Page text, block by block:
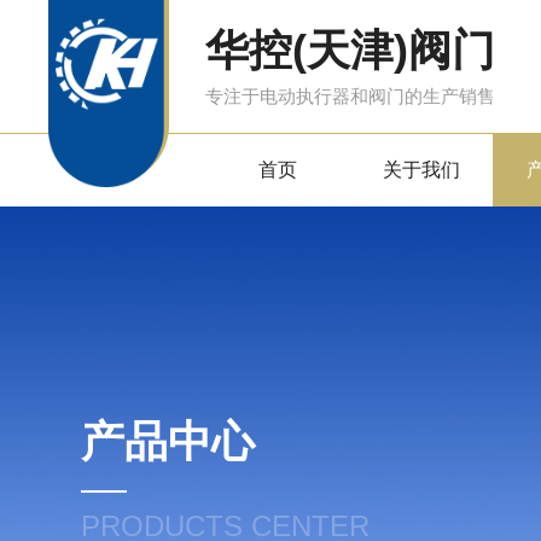
华控(天津)阀门
专注于电动执行器和阀门的生产销售
首页 关于我们
产品中心
PRODUCTS CENTER